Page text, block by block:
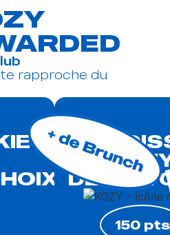
rapproche du
LA
DE TON
150 pts